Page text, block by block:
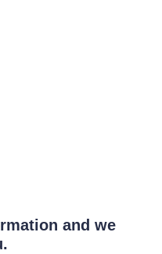
and we